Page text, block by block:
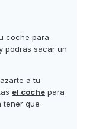
coche para
podras sacar un
a tu
el coche para
tener que